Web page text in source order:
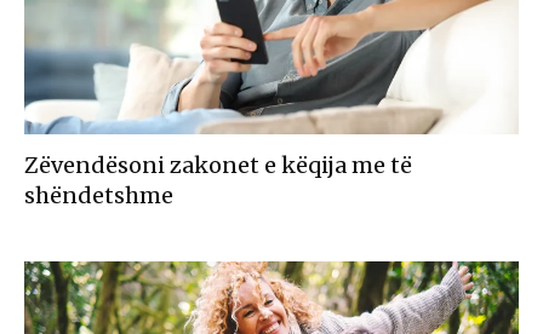
Zëvendësoni zakonet e këqija me të
shëndetshme